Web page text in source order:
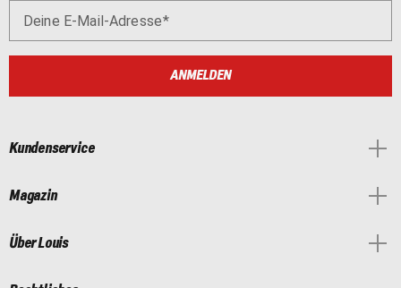
Deine E-Mail-Adresse
ANMELDEN
Kundenservice
Magazin
Über Louis